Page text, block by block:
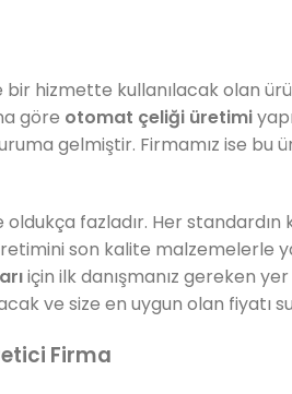
bir hizmette kullanılacak olan
göre otomat çeliği üretimi
gelmiştir. Firmamız ise bu
fazladır. Her standardın
son kalite malzemelerle
için ilk danışmanız gereken
ve size en uygun olan fiyatı
Firma